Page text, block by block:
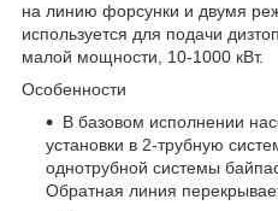
на линию форсунки и двумя
используется для подачи
малой мощности, 10-1000 кВт.
Особенности
В базовом исполнении
установки в 2-трубную
однотрубной системы
Обратная линия